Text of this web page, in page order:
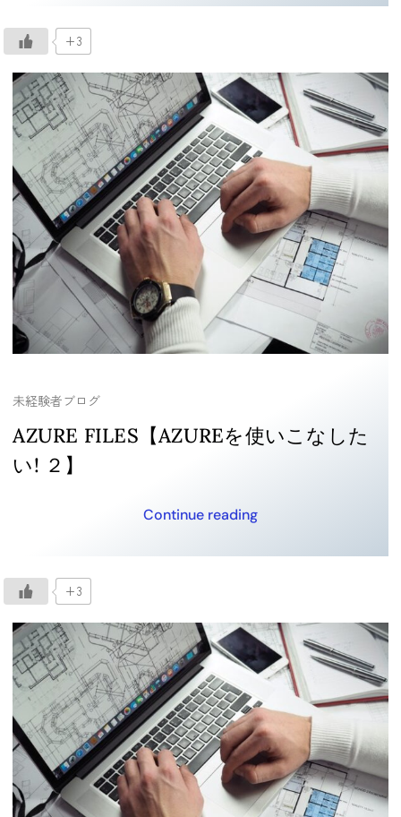
+3
未経験者ブログ
AZURE FILES【AZUREを使いこなした
い! ２】
Continue reading
+3